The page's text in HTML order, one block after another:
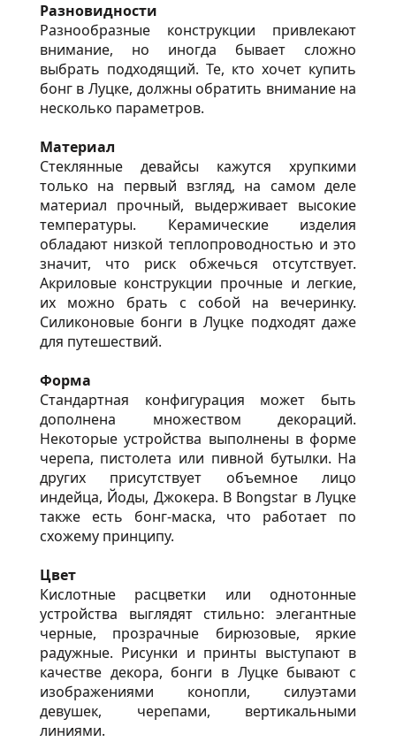
Разновидности
Разнообразные конструкции привлекают
внимание, но иногда бывает сложно
выбрать подходящий. Те, кто хочет купить
бонг в Луцке, должны обратить внимание на
несколько параметров.
Материал
Стеклянные девайсы кажутся хрупкими
только на первый взгляд, на самом деле
материал прочный, выдерживает высокие
температуры. Керамические изделия
обладают низкой теплопроводностью и это
значит, что риск обжечься отсутствует.
Акриловые конструкции прочные и легкие,
их можно брать с собой на вечеринку.
Силиконовые бонги в Луцке подходят даже
для путешествий.
Форма
Стандартная конфигурация может быть
дополнена множеством декораций.
Некоторые устройства выполнены в форме
черепа, пистолета или пивной бутылки. На
других присутствует объемное лицо
индейца, Йоды, Джокера. В Bongstar в Луцке
также есть бонг-маска, что работает по
схожему принципу.
Цвет
Кислотные расцветки или однотонные
устройства выглядят стильно: элегантные
черные, прозрачные бирюзовые, яркие
радужные. Рисунки и принты выступают в
качестве декора, бонги в Луцке бывают с
изображениями конопли, силуэтами
девушек, черепами, вертикальными
линиями.